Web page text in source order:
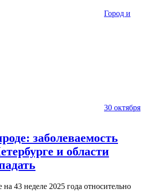
Город и
30 октября
заболеваемость
и области
43 неделе 2025 года относительно